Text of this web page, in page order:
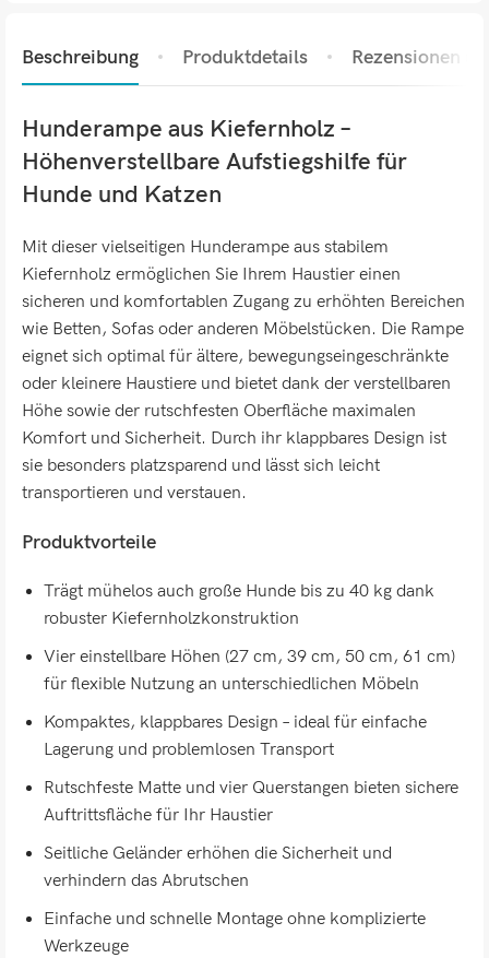
Beschreibung Produktdetails Rezensionen (0)
Hunderampe aus Kiefernholz –
Höhenverstellbare Aufstiegshilfe für
Hunde und Katzen
Mit dieser vielseitigen Hunderampe aus stabilem
Kiefernholz ermöglichen Sie Ihrem Haustier einen
sicheren und komfortablen Zugang zu erhöhten Bereichen
wie Betten, Sofas oder anderen Möbelstücken. Die Rampe
eignet sich optimal für ältere, bewegungseingeschränkte
oder kleinere Haustiere und bietet dank der verstellbaren
Höhe sowie der rutschfesten Oberfläche maximalen
Komfort und Sicherheit. Durch ihr klappbares Design ist
sie besonders platzsparend und lässt sich leicht
transportieren und verstauen.
Produktvorteile
Trägt mühelos auch große Hunde bis zu 40 kg dank
robuster Kiefernholzkonstruktion
Vier einstellbare Höhen (27 cm, 39 cm, 50 cm, 61 cm)
für flexible Nutzung an unterschiedlichen Möbeln
Kompaktes, klappbares Design – ideal für einfache
Lagerung und problemlosen Transport
Rutschfeste Matte und vier Querstangen bieten sichere
Auftrittsfläche für Ihr Haustier
Seitliche Geländer erhöhen die Sicherheit und
verhindern das Abrutschen
Einfache und schnelle Montage ohne komplizierte
Werkzeuge